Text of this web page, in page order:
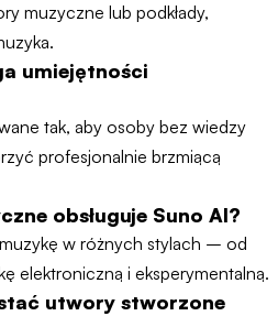
muzyczne lub podkłady,
umiejętności
tak, aby osoby bez wiedzy
profesjonalnie brzmiącą
obsługuje Suno AI?
w różnych stylach – od
elektroniczną i eksperymentalną.
utwory stworzone